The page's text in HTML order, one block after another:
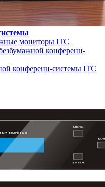
мониторы ITC
конференц-
конференц-системы ITC